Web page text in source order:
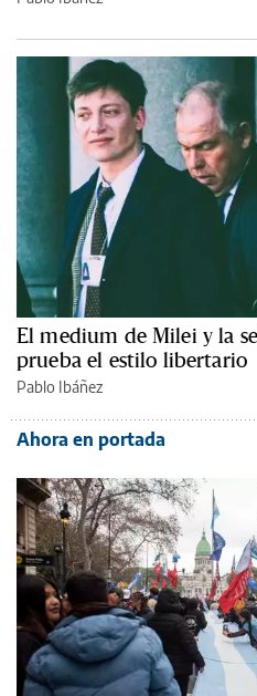
El medium de Milei y la
prueba el estilo libertario
Pablo Ibáñez
Ahora en portada